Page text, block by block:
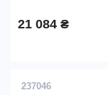
21 084 ₴
237046